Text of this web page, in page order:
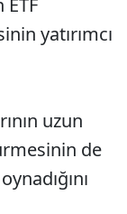
ETF
yatırımcı
uzun
de